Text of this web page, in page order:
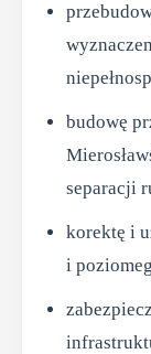
budowę
separacji
korektę i
i